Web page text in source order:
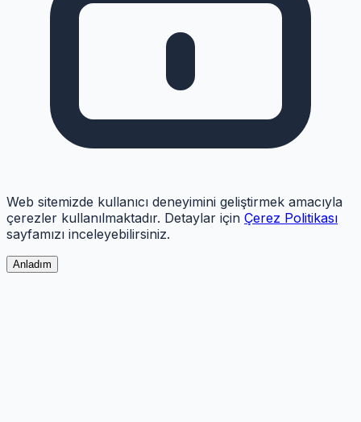
Web sitemizde kullanıcı deneyimini geliştirmek amacıyla
çerezler kullanılmaktadır. Detaylar için Çerez Politikası
sayfamızı inceleyebilirsiniz.
Anladım